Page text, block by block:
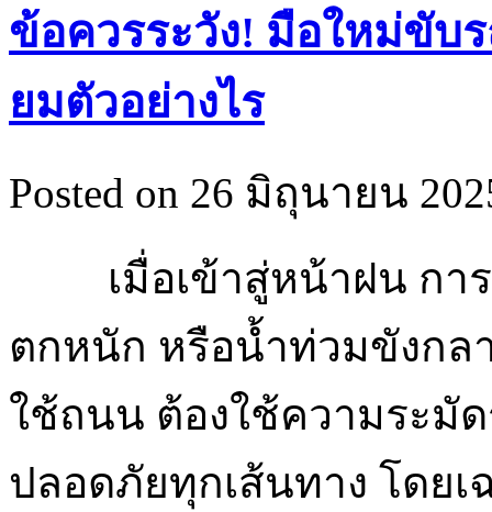
ข้อควรระวัง! มือใหม่ขับ
ยมตัวอย่างไร
Posted on 26 มิถุนายน
เมื่อเข้าสู่หน้าฝน ก
ตกหนัก หรือน้ำท่วมขังกล
ใช้ถนน ต้องใช้ความระมั
ปลอดภัยทุกเส้นทาง โดย